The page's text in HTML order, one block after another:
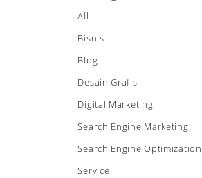
All
Bisnis
Blog
Desain Grafis
Digital Marketing
Search Engine Marketing
Search Engine Optimization
Service